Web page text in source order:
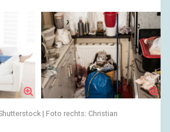
| Foto rechts: Christian